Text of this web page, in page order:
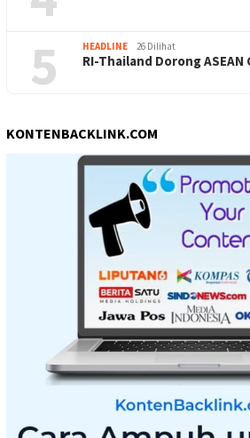
5 HEADLINE 26 Dilihat
RI-Thailand Dorong
KONTENBACKLINK.COM